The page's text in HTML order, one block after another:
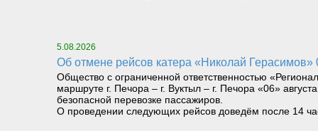
5.08.2026
Об отмене рейсов катера «Николай Герасимов»
Общество с ограниченной ответственностью
маршруте г. Печора – г. Вуктыл – г. Печора «06»
безопасной перевозке пассажиров.
О проведении следующих рейсов доведём после 14